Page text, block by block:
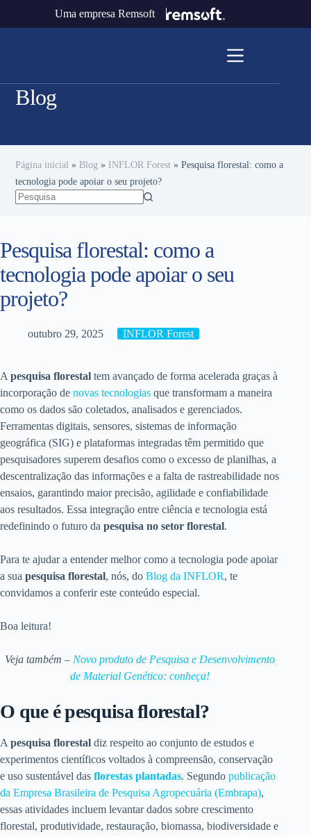
Uma empresa Remsoft
Blog
Página inicial » Blog » INFLOR Forest »Pesquisa florestal: como a
tecnologia pode apoiar o seu projeto?
Pesquisa florestal: como a
tecnologia pode apoiar o seu
projeto?
outubro 29, 2025 INFLOR Forest
A pesquisa florestal tem avançado de forma acelerada graças à
incorporação de novas tecnologias que transformam a maneira
como os dados são coletados, analisados e gerenciados.
Ferramentas digitais, sensores, sistemas de informação
geográfica (SIG) e plataformas integradas têm permitido que
pesquisadores superem desafios como o excesso de planilhas, a
descentralização das informações e a falta de rastreabilidade nos
ensaios, garantindo maior precisão, agilidade e confiabilidade
aos resultados. Essa integração entre ciência e tecnologia está
redefinindo o futuro da pesquisa no setor florestal.
Para te ajudar a entender melhor como a tecnologia pode apoiar
a sua pesquisa florestal, nós, do Blog da INFLOR, te
convidamos a conferir este conteúdo especial.
Boa leitura!
Veja também – Novo produto de Pesquisa e Desenvolvimento
de Material Genético: conheça!
O que é pesquisa florestal?
A pesquisa florestal diz respeito ao conjunto de estudos e
experimentos científicos voltados à compreensão, conservação
e uso sustentável das florestas plantadas. Segundo publicação
da Empresa Brasileira de Pesquisa Agropecuária (Embrapa),
essas atividades incluem levantar dados sobre crescimento
florestal, produtividade, restauração, biomassa, biodiversidade e